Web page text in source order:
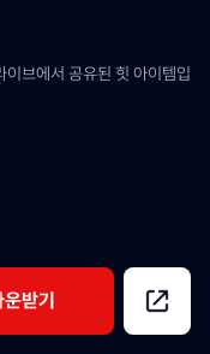
브에서 공유된 힛 아이템입
받기